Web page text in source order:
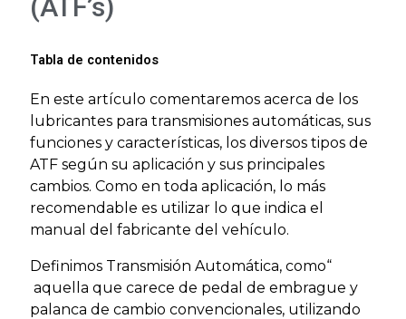
(ATF’s)
Tabla de contenidos
En este artículo comentaremos acerca de los
lubricantes para transmisiones automáticas, sus
funciones y características, los diversos tipos de
ATF según su aplicación y sus principales
cambios. Como en toda aplicación, lo más
recomendable es utilizar lo que indica el
manual del fabricante del vehículo.
Definimos Transmisión Automática, como“
aquella que carece de pedal de embrague y
palanca de cambio convencionales, utilizando